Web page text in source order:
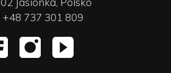
+48 737 301 809